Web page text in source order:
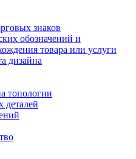
знаков
обозначений и
товара или услуги
дизайна
топологии
деталей